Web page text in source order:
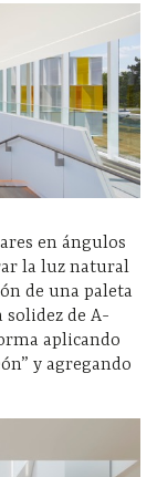
en ángulos
la luz natural
de una paleta
solidez de A-
aplicando
y agregando